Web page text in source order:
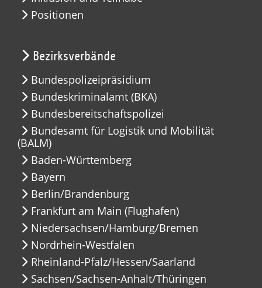
Positionen
Bezirksverbände
Bundespolizeipräsidium
Bundeskriminalamt (BKA)
Bundesbereitschaftspolizei
Bundesamt für Logistik und Mobilität
(BALM)
Baden-Württemberg
Bayern
Berlin/Brandenburg
Frankfurt am Main (Flughafen)
Niedersachsen/Hamburg/Bremen
Nordrhein-Westfalen
Rheinland-Pfalz/Hessen/Saarland
Sachsen/Sachsen-Anhalt/Thüringen